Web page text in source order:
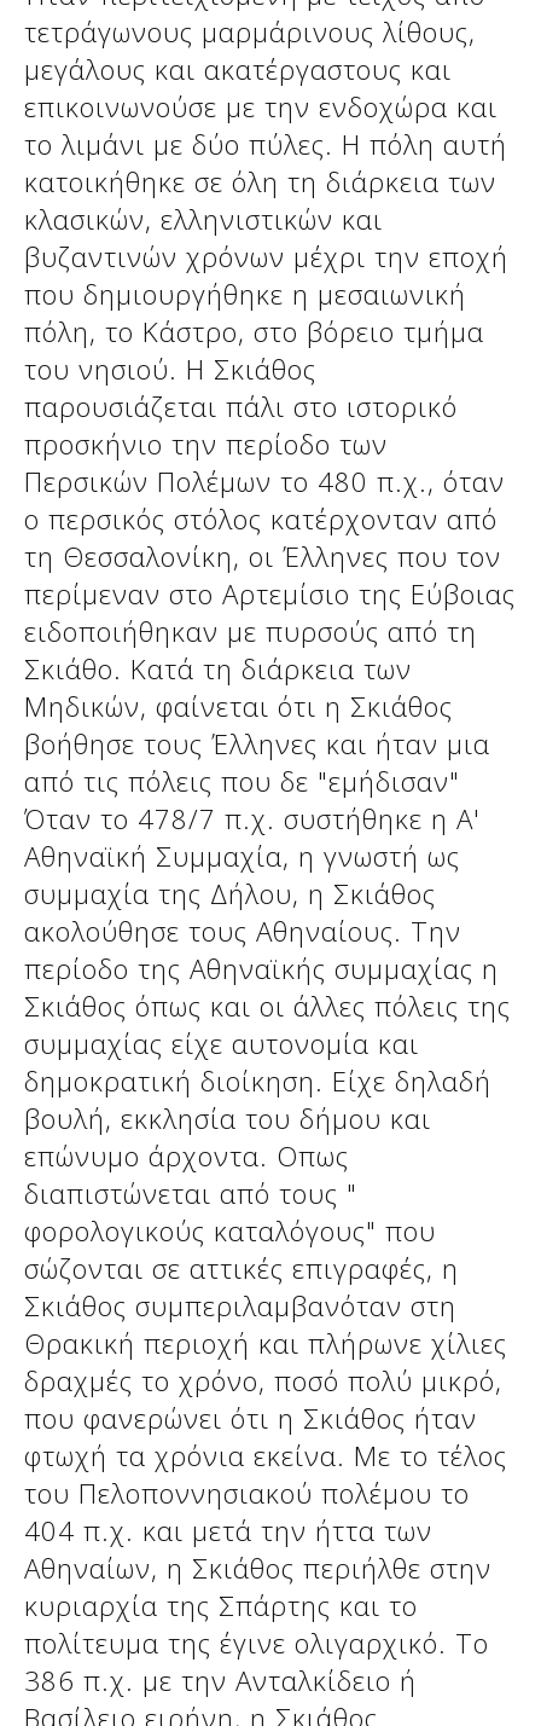
Δείτε μας:
Δείτε μας:
τετράγωνους μαρμάρινους λίθους,
μεγάλους και ακατέργαστους και
επικοινωνούσε με την ενδοχώρα και
το λιμάνι με δύο πύλες. Η πόλη αυτή
κατοικήθηκε σε όλη τη διάρκεια των
κλασικών, ελληνιστικών και
βυζαντινών χρόνων μέχρι την εποχή
που δημιουργήθηκε η μεσαιωνική
πόλη, το Κάστρο, στο βόρειο τμήμα
του νησιού. Η Σκιάθος
παρουσιάζεται πάλι στο ιστορικό
προσκήνιο την περίοδο των
Περσικών Πολέμων το 480 π.χ., όταν
ο περσικός στόλος κατέρχονταν από
τη Θεσσαλονίκη, οι Έλληνες που τον
περίμεναν στο Αρτεμίσιο της Εύβοιας
ειδοποιήθηκαν με πυρσούς από τη
Σκιάθο. Κατά τη διάρκεια των
Μηδικών, φαίνεται ότι η Σκιάθος
βοήθησε τους Έλληνες και ήταν μια
από τις πόλεις που δε "εμήδισαν"
Όταν το 478/7 π.χ. συστήθηκε η Α'
Αθηναϊκή Συμμαχία, η γνωστή ως
συμμαχία της Δήλου, η Σκιάθος
ακολούθησε τους Αθηναίους. Την
περίοδο της Αθηναϊκής συμμαχίας η
Σκιάθος όπως και οι άλλες πόλεις της
συμμαχίας είχε αυτονομία και
δημοκρατική διοίκηση. Είχε δηλαδή
βουλή, εκκλησία του δήμου και
επώνυμο άρχοντα. Οπως
διαπιστώνεται από τους "
φορολογικούς καταλόγους" που
σώζονται σε αττικές επιγραφές, η
Σκιάθος συμπεριλαμβανόταν στη
Θρακική περιοχή και πλήρωνε χίλιες
δραχμές το χρόνο, ποσό πολύ μικρό,
που φανερώνει ότι η Σκιάθος ήταν
φτωχή τα χρόνια εκείνα. Με το τέλος
του Πελοποννησιακού πολέμου το
404 π.χ. και μετά την ήττα των
Αθηναίων, η Σκιάθος περιήλθε στην
κυριαρχία της Σπάρτης και το
πολίτευμα της έγινε ολιγαρχικό. Το
386 π.χ. με την Ανταλκίδειο ή
Βασίλειο ειρήνη, η Σκιάθος